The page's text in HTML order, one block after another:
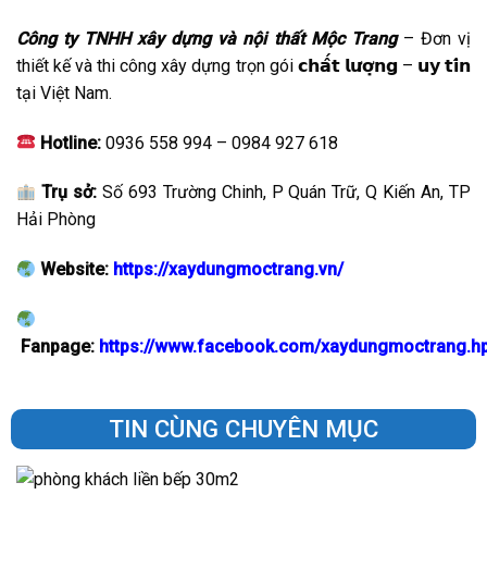
Công ty TNHH xây dựng và nội thất Mộc Trang– Đơn vị
thiết kế và thi công xây dựng trọn gói 𝗰𝗵𝗮̂́𝘁 𝗹𝘂̛𝗼̛̣𝗻𝗴 – 𝘂𝘆 𝘁𝗶́𝗻
tại Việt Nam.
Hotline: 0936 558 994 – 0984 927 618
Trụ sở: Số 693 Trường Chinh, P Quán Trữ, Q Kiến An, TP
Hải Phòng
Website: https://xaydungmoctrang.vn/
Fanpage: https://www.facebook.com/
TIN CÙNG CHUYÊN MỤC